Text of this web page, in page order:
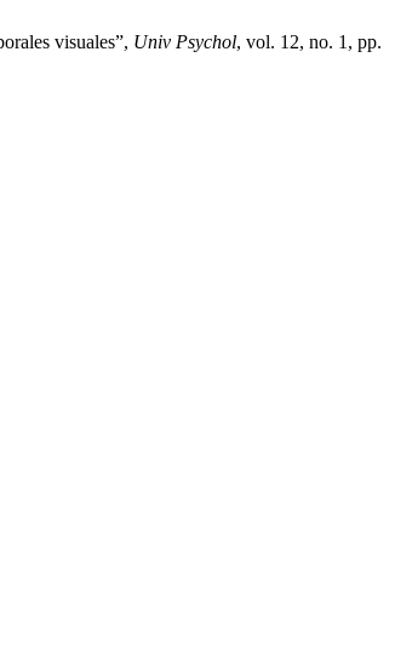
visuales”, Univ Psychol, vol. 12, no. 1, pp.